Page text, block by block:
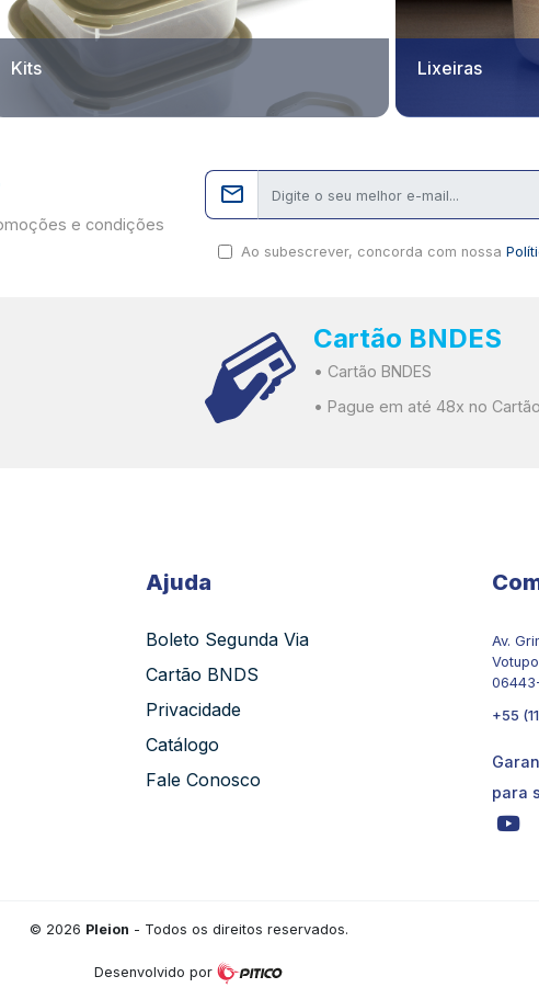
Kits Lixeiras
e condições
Ao subescrever, concorda com nossa
Cartão BNDES
• Cartão BNDES
• Pague em até 48x no Cartão
Ajuda
Boleto Segunda Via
Cartão BNDS
Privacidade
Catálogo
Fale Conosco
Av.
+55
para
© 2026 Pleion - Todos os direitos reservados.
Desenvolvido por